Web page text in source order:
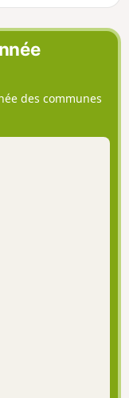
des communes